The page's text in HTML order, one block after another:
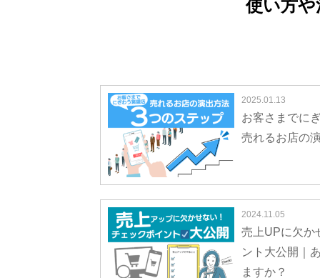
使い方や
2025.01.13
お客さまでに
売れるお店の
2024.11.05
売上UPに欠か
ント大公開｜
ますか？